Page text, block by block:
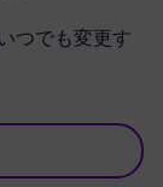
つでも変更す